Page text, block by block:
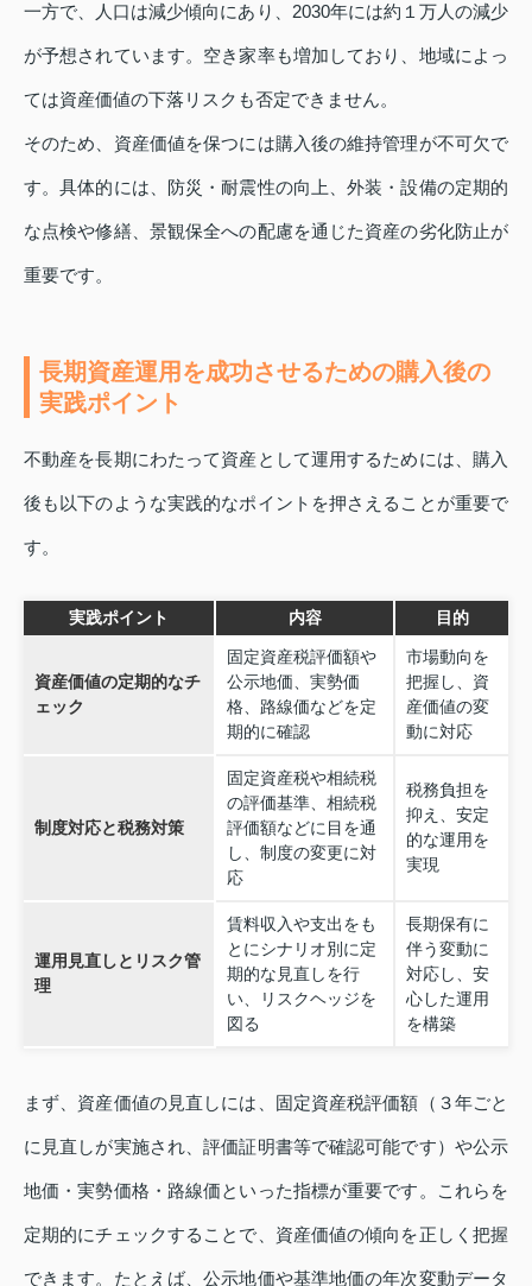
一方で、人口は減少傾向にあり、2030年には約１万人の減少
が予想されています。空き家率も増加しており、地域によっ
ては資産価値の下落リスクも否定できません。
そのため、資産価値を保つには購入後の維持管理が不可欠で
す。具体的には、防災・耐震性の向上、外装・設備の定期的
な点検や修繕、景観保全への配慮を通じた資産の劣化防止が
重要です。
長期資産運用を成功させるための購入後の
実践ポイント
不動産を長期にわたって資産として運用するためには、購入
後も以下のような実践的なポイントを押さえることが重要で
す。
実践ポイント 内容 目的
資産価値の定期的なチ
ェック
固定資産税評価額や
公示地価、実勢価
格、路線価などを定
期的に確認
市場動向を
把握し、資
産価値の変
動に対応
制度対応と税務対策
固定資産税や相続税
の評価基準、相続税
評価額などに目を通
し、制度の変更に対
応
税務負担を
抑え、安定
的な運用を
実現
運用見直しとリスク管
理
賃料収入や支出をも
とにシナリオ別に定
期的な見直しを行
い、リスクヘッジを
図る
長期保有に
伴う変動に
対応し、安
心した運用
を構築
まず、資産価値の見直しには、固定資産税評価額（３年ごと
に見直しが実施され、評価証明書等で確認可能です）や公示
地価・実勢価格・路線価といった指標が重要です。これらを
定期的にチェックすることで、資産価値の傾向を正しく把握
できます。たとえば、公示地価や基準地価の年次変動データ